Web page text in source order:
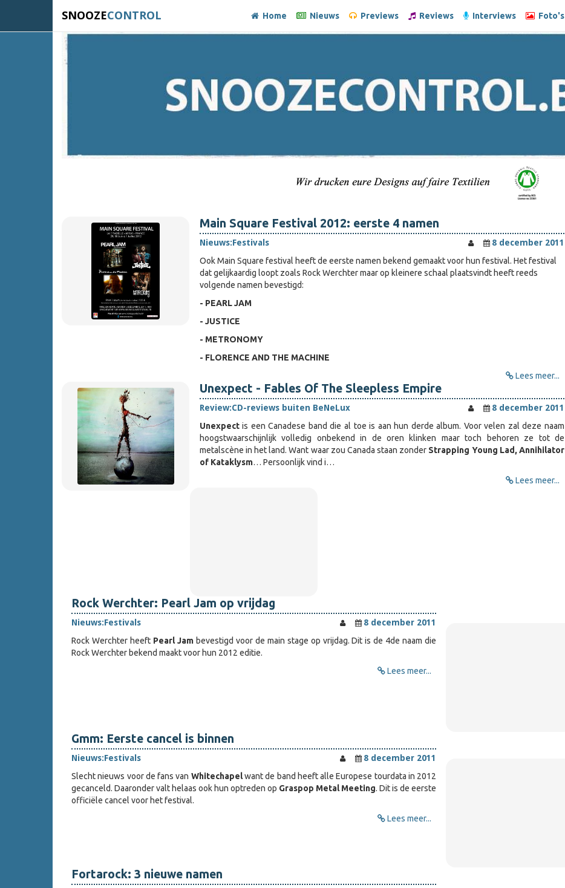
SNOOZECONTROL Home Nieuws Previews Reviews Interviews Foto's
Main Square Festival 2012: eerste 4 namen
Nieuws:Festivals
8 december 2011
Ook Main Square festival heeft de eerste namen bekend gemaakt voor hun festival. Het festival
dat gelijkaardig loopt zoals Rock Werchter maar op kleinere schaal plaatsvindt heeft reeds
volgende namen bevestigd:
- PEARL JAM
- JUSTICE
- METRONOMY
- FLORENCE AND THE MACHINE
Lees meer...
Unexpect - Fables Of The Sleepless Empire
Review:CD-reviews buiten BeNeLux
8 december 2011
Unexpectis een Canadese band die al toe is aan hun derde album. Voor velen zal deze naam
hoogstwaarschijnlijk volledig onbekend in de oren klinken maar toch behoren ze tot de
metalscène in het land. Want waar zou Canada staan zonder Strapping Young Lad, Annihilator
of Kataklysm… Persoonlijk vind i…
Lees meer...
Rock Werchter: Pearl Jam op vrijdag
Nieuws:Festivals
8 december 2011
Rock Werchter heeft Pearl Jam bevestigd voor de main stage op vrijdag. Dit is de 4de naam die
Rock Werchter bekend maakt voor hun 2012 editie.
Lees meer...
Gmm: Eerste cancel is binnen
Nieuws:Festivals
8 december 2011
Slecht nieuws voor de fans van Whitechapelwant de band heeft alle Europese tourdata in 2012
gecanceld. Daaronder valt helaas ook hun optreden op Graspop Metal Meeting. Dit is de eerste
officiële cancel voor het festival.
Lees meer...
Fortarock: 3 nieuwe namen